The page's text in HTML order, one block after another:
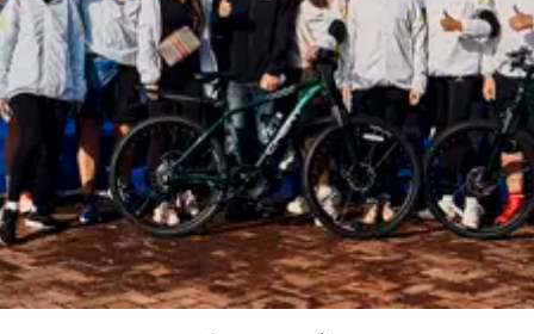
CHERY И СПОРТ
НАШИ МЕРОПРИЯТИЯ
ВИДЕООБЗОРЫ
CHERY ДЛЯ ДЕТЕЙ